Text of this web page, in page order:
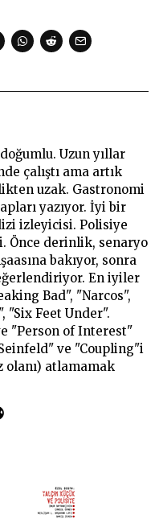
Uzun yıllar
çalıştı ama artık
uzak. Gastronomi
yazıyor. İyi bir
izleyicisi. Polisiye
Önce derinlik, senaryo
bakıyor, sonra
En iyiler
Bad", "Narcos",
"Six Feet Under".
"Person of Interest"
ve "Coupling"i
atlamamak